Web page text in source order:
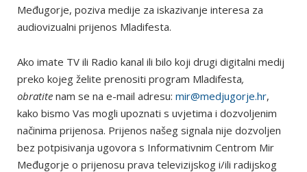
Međugorje, poziva medije za iskazivanje interesa za
audiovizualni prijenos Mladifesta.
Ako imate TV ili Radio kanal ili bilo koji drugi digitalni medij
preko kojeg želite prenositi program Mladifesta,
obratite nam se na e-mail adresu: mir@medjugorje.hr,
kako bismo Vas mogli upoznati s uvjetima i dozvoljenim
načinima prijenosa. Prijenos našeg signala nije dozvoljen
bez potpisivanja ugovora s Informativnim Centrom Mir
Međugorje o prijenosu prava televizijskog i/ili radijskog